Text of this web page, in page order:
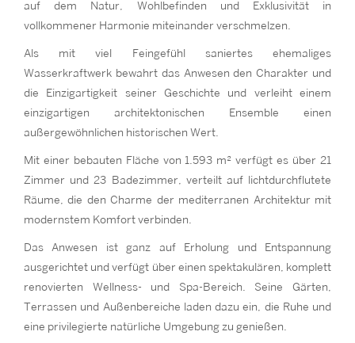
auf dem Natur, Wohlbefinden und Exklusivität in
vollkommener Harmonie miteinander verschmelzen.
Als mit viel Feingefühl saniertes ehemaliges
Wasserkraftwerk bewahrt das Anwesen den Charakter und
die Einzigartigkeit seiner Geschichte und verleiht einem
einzigartigen architektonischen Ensemble einen
außergewöhnlichen historischen Wert.
Mit einer bebauten Fläche von 1.593 m² verfügt es über 21
Zimmer und 23 Badezimmer, verteilt auf lichtdurchflutete
Räume, die den Charme der mediterranen Architektur mit
modernstem Komfort verbinden.
Das Anwesen ist ganz auf Erholung und Entspannung
ausgerichtet und verfügt über einen spektakulären, komplett
renovierten Wellness- und Spa-Bereich. Seine Gärten,
Terrassen und Außenbereiche laden dazu ein, die Ruhe und
eine privilegierte natürliche Umgebung zu genießen.